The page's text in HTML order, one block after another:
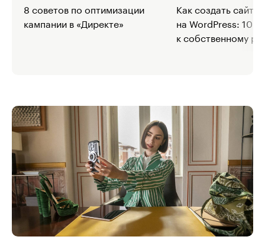
8 советов по оптимизации
кампании в «Директе»
Как создать сайт
на WordPress: 10
к собственному